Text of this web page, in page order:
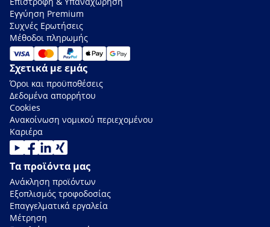
Εγγύηση Premium
Συχνές Ερωτήσεις
Μέθοδοι πληρωμής
Σχετικά με εμάς
Όροι και προϋποθέσεις
Δεδομένα απορρήτου
Cookies
Ανακοίνωση νομικού περιεχομένου
Καριέρα
Τα προϊόντα μας
Ανάκληση προϊόντων
Εξοπλισμός τροφοδοσίας
Επαγγελματικά εργαλεία
Μέτρηση